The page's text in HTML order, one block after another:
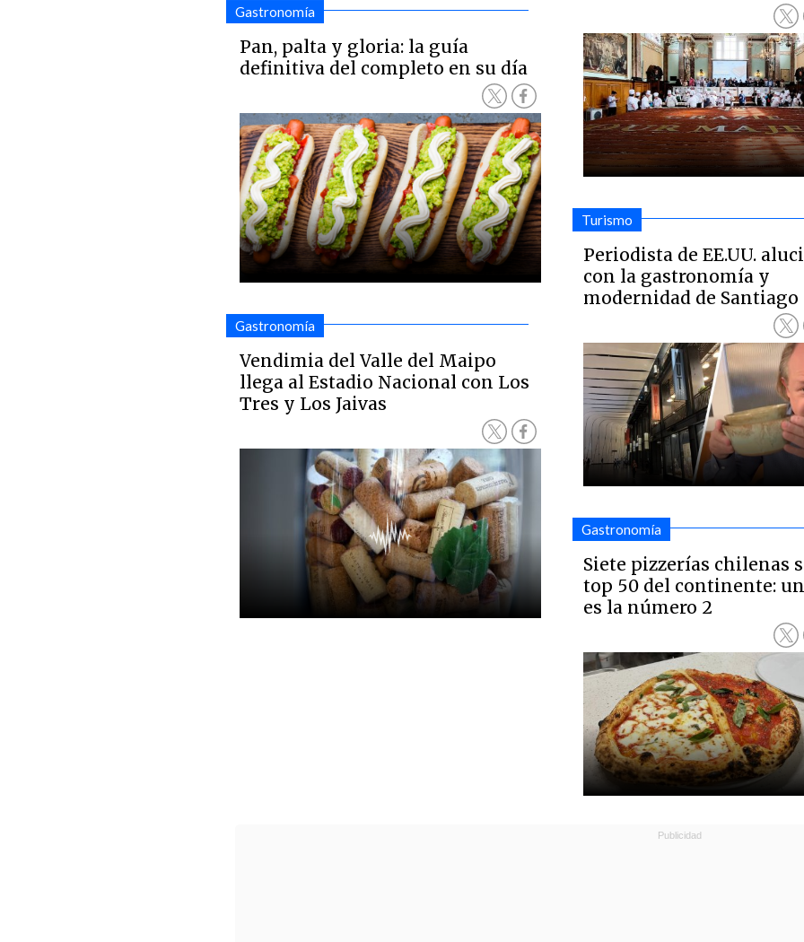
Gastronomía
Pan, palta y gloria: la guía
definitiva del completo en su día
Gastronomía
Vendimia del Valle del Maipo
llega al Estadio Nacional con Los
Tres y Los Jaivas
Turismo
Periodista de EE.UU.
con la gastronomía y
modernidad de Santiago
Gastronomía
Siete pizzerías chilenas
top 50 del continente:
es la número 2